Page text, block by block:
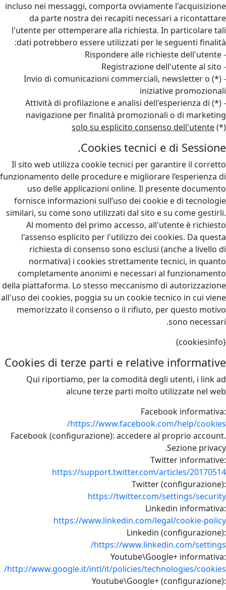
incluso nei messaggi, comporta ovviamente l'acquisizione
da parte nostra dei recapiti necessari a ricontattare
l'utente per ottemperare alla richiesta. In particolare tali
dati potrebbero essere utilizzati per le seguenti finalità:
- Rispondere alle richieste dell'utente
- Registrazione dell'utente al sito
- (*) Invio di comunicazioni commerciali, newsletter o
iniziative promozionali
- (*) Attività di profilazione e analisi dell'esperienza di
navigazione per finalità promozionali o di marketing
(*)
solo su esplicito consenso dell'utente
Cookies tecnici e di Sessione.
Il sito web utilizza cookie tecnici per garantire il corretto
funzionamento delle procedure e migliorare l’esperienza di
uso delle applicazioni online. Il presente documento
fornisce informazioni sull’uso dei cookie e di tecnologie
similari, su come sono utilizzati dal sito e su come gestirli.
Al momento del primo accesso, all'utente è richiesto
l'assenso esplicito per l'utilizzo dei cookies. Da questa
richiesta di consenso sono esclusi (anche a livello di
normativa) i cookies strettamente tecnici, in quanto
completamente anonimi e necessari al funzionamento
della piattaforma. Lo stesso meccanismo di autorizzazione
all'uso dei cookies, poggia su un cookie tecnico in cui viene
memorizzato il consenso o il rifiuto, per questo motivo
sono necessari.
{cookiesinfo}
Cookies di terze parti e relative informative
Qui riportiamo, per la comodità degli utenti, i link ad
alcune terze parti molto utilizzate nel web
Facebook informativa:
https://www.facebook.com/help/cookies/
Facebook (configurazione): accedere al proprio account.
Sezione privacy.
Twitter informative:
https://support.twitter.com/articles/20170514
Twitter (configurazione):
https://twitter.com/settings/security
Linkedin informativa:
https://www.linkedin.com/legal/cookie-policy
Linkedin (configurazione):
https://www.linkedin.com/settings/
Youtube\Google+ informativa:
http://www.google.it/intl/it/policies/technologies/cookies/
Youtube\Google+ (configurazione):